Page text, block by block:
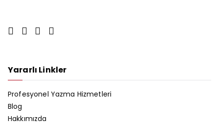
Yararlı Linkler
Profesyonel Yazma Hizmetleri
Blog
Hakkımızda